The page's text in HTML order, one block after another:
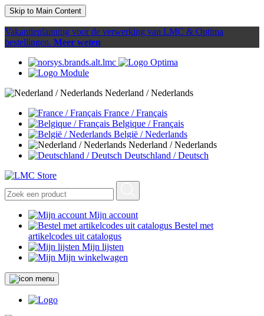
Skip to Main Content
Vakantieplanning voor de verwerking van LMC & Optima
bestellingen. Meer weten
Nederland / Nederlands
France / Français
Belgique / Français
België / Nederlands
Nederland / Nederlands
Deutschland / Deutsch
Mijn account
Bestel met
artikelcodes uit catalogus
Mijn lijsten
Mijn winkelwagen